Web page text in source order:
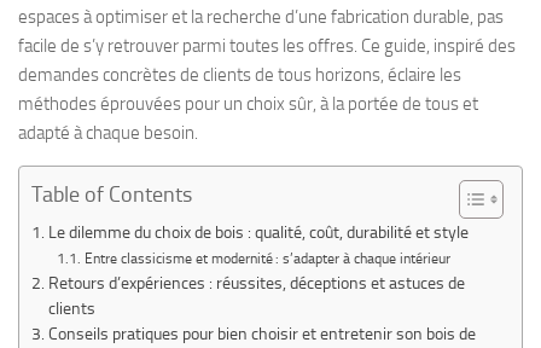
espaces à optimiser et la recherche d’une fabrication durable, pas
facile de s’y retrouver parmi toutes les offres. Ce guide, inspiré des
demandes concrètes de clients de tous horizons, éclaire les
méthodes éprouvées pour un choix sûr, à la portée de tous et
adapté à chaque besoin.
Table of Contents
Le dilemme du choix de bois : qualité, coût, durabilité et style
Entre classicisme et modernité : s’adapter à chaque intérieur
Retours d’expériences : réussites, déceptions et astuces de
clients
Conseils pratiques pour bien choisir et entretenir son bois de